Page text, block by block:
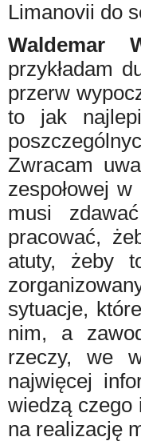
Limanovii do
Waldemar
przykładam
przerw
to jak
Zwracam
zespołowej
musi
pracować,
atuty, żeby
sytuacje,
nim, a
rzeczy, we
najwięcej
wiedzą czego
na realizację